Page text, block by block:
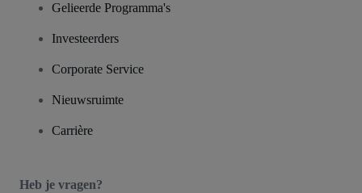
Gelieerde Programma's
Investeerders
Corporate Service
Nieuwsruimte
Carrière
Heb je vragen?